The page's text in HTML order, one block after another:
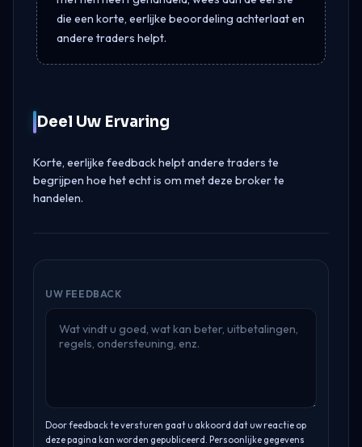
die een korte, eerlijke beoordeling achterlaat en
andere traders helpt.
Deel Uw Ervaring
Korte, eerlijke feedback helpt andere traders te
begrijpen hoe het echt is om met deze broker te
handelen.
UW FEEDBACK
Door feedback te versturen gaat u akkoord dat uw reactie op
deze pagina kan worden gepubliceerd. Persoonlijke gegevens